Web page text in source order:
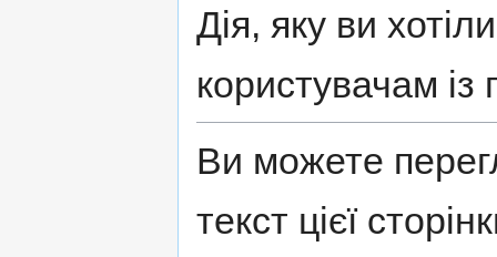
Дія, яку ви
користувачам із
Ви можете
текст цієї